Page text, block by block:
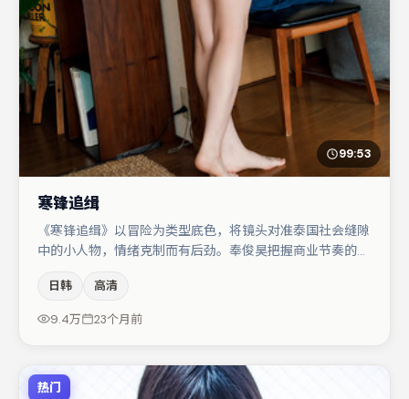
99:53
寒锋追缉
《寒锋追缉》以冒险为类型底色，将镜头对准泰国社会缝隙
中的小人物，情绪克制而有后劲。奉俊昊把握商业节奏的同
包括雷佳音、张子枫、孔刘等，角色动机前后呼应，适合喜
欢抠台词与伏笔的观众。整体完成度较高，适合周末一口气
日韩 高清
9.4万 23个月前
热门